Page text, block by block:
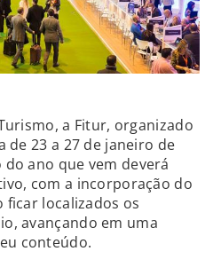
a Fitur, organizado
de 23 a 27 de janeiro de
do ano que vem deverá
com a incorporação do
ficar localizados os
avançando em uma
conteúdo.